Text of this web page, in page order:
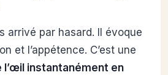
arrivé par hasard. Il évoque
et l’appétence. C’est une
l’œil instantanément en